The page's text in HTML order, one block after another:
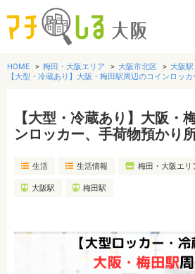
グルメ
歯医者・病院
HOME 梅田・大阪エリア 大阪市北区 大阪駅
【大型・冷蔵あり】大阪・梅田駅周辺のコインロッ
【大型・冷蔵あり】大阪・
ンロッカー、手荷物預かり
生活 生活情報 梅田・大阪エリ
大阪駅 梅田駅